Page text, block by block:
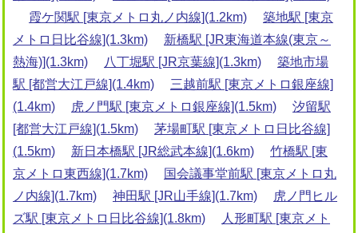
霞ケ関駅 [東京メトロ丸ノ内線](1.2km)
築地駅 [東京
メトロ日比谷線](1.3km)
新橋駅 [JR東海道本線(東京～
熱海)](1.3km)
八丁堀駅 [JR京葉線](1.3km)
築地市場
駅 [都営大江戸線](1.4km)
三越前駅 [東京メトロ銀座線]
(1.4km)
虎ノ門駅 [東京メトロ銀座線](1.5km)
汐留駅
[都営大江戸線](1.5km)
茅場町駅 [東京メトロ日比谷線]
(1.5km)
新日本橋駅 [JR総武本線](1.6km)
竹橋駅 [東
京メトロ東西線](1.7km)
国会議事堂前駅 [東京メトロ丸
ノ内線](1.7km)
神田駅 [JR山手線](1.7km)
虎ノ門ヒル
ズ駅 [東京メトロ日比谷線](1.8km)
人形町駅 [東京メト